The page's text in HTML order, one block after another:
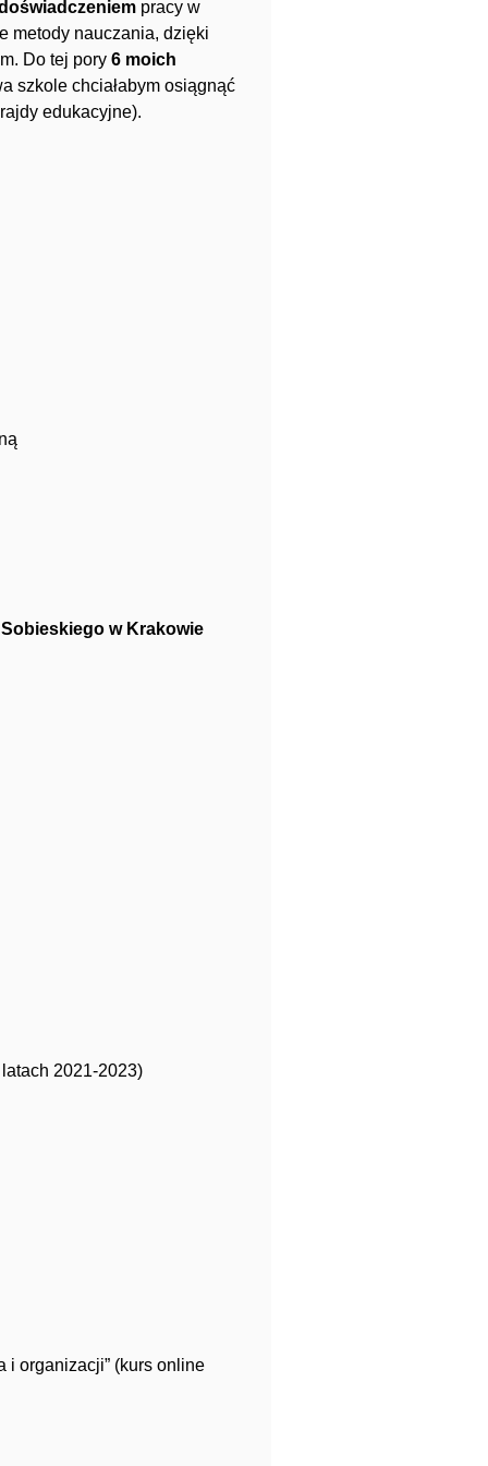
pracy w
metody nauczania, dzięki
Do tej pory 6 moich
szkole chciałabym osiągnąć
edukacyjne).
w Krakowie
2021-2023)
organizacji” (kurs online